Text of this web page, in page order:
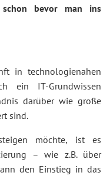
schon bevor man ins
in technologienahen
ein IT-Grundwissen
darüber wie große
sind.
möchte, ist es
– wie z.B. über
den Einstieg in das